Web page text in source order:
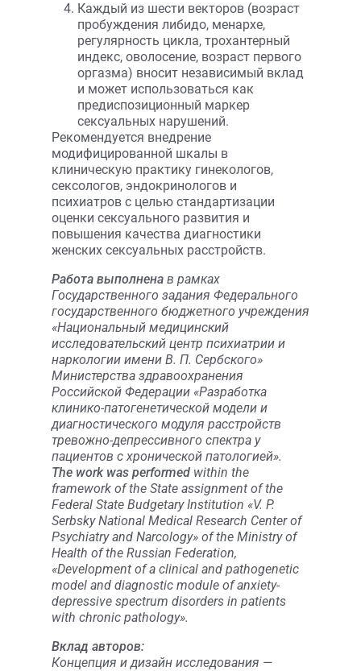
Каждый из шести векторов (возраст
пробуждения либидо, менархе,
регулярность цикла, трохантерный
индекс, оволосение, возраст первого
оргазма) вносит независимый вклад
и может использоваться как
предиспозиционный маркер
сексуальных нарушений.
Рекомендуется внедрение
модифицированной шкалы в
клиническую практику гинекологов,
сексологов, эндокринологов и
психиатров с целью стандартизации
оценки сексуального развития и
повышения качества диагностики
женских сексуальных расстройств.
Работа выполнена в рамках
Государственного задания Федерального
государственного бюджетного учреждения
«Национальный медицинский
исследовательский центр психиатрии и
наркологии имени В. П. Сербского»
Министерства здравоохранения
Российской Федерации «Разработка
клинико-патогенетической модели и
диагностического модуля расстройств
тревожно-депрессивного спектра у
пациентов с хронической патологией».
The work was performed within the
framework of the State assignment of the
Federal State Budgetary Institution «V. P.
Serbsky National Medical Research Center of
Psychiatry and Narcology» of the Ministry of
Health of the Russian Federation,
«Development of a clinical and pathogenetic
model and diagnostic module of anxiety-
depressive spectrum disorders in patients
with chronic pathology».
Вклад авторов:
Концепция и дизайн исследования —